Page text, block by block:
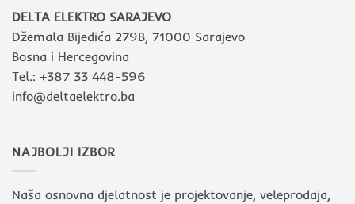
DELTA ELEKTRO SARAJEVO
Džemala Bijedića 279B, 71000 Sarajevo
Bosna i Hercegovina
Tel.: +387 33 448-596
info@deltaelektro.ba
NAJBOLJI IZBOR
Naša osnovna djelatnost je projektovanje, veleprodaja,